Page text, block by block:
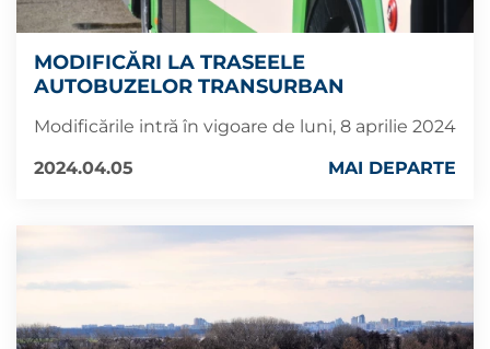
MODIFICĂRI LA TRASEELE
AUTOBUZELOR TRANSURBAN
Modificările intră în vigoare de luni, 8 aprilie 2024
2024.04.05
MAI DEPARTE